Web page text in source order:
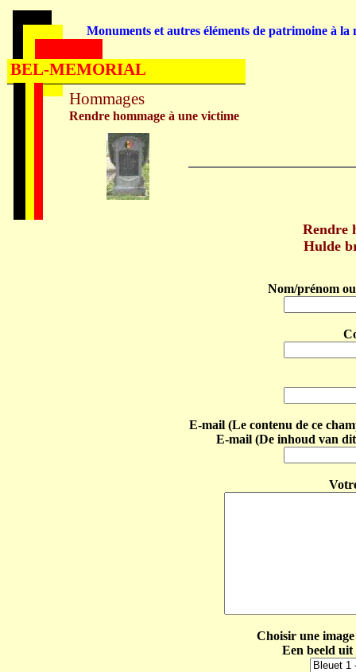
Rendre
Hulde
Nom/prénom
E-mail (Le contenu de ce
E-mail (De inhoud van
Choisir une
Een beeld
Hommages
Rendre hommage à une victime
Monuments et autres éléments de patrimoine à la
BEL-MEMORIAL